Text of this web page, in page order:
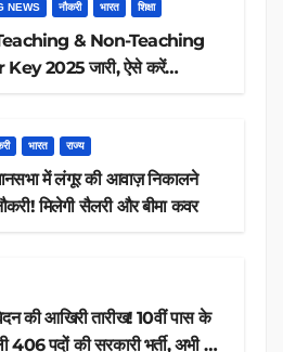
NEWS नौकरी भारत शिक्षा
& Non-Teaching
2025 जारी, ऐसे करें
भारत राज्य
में लंगूर की आवाज़ निकालने
को नौकरी! मिलेगी सैलरी और बीमा कवर
की आखिरी तारीख! 10वीं पास के
406 पदों की सरकारी भर्ती, अभी करें